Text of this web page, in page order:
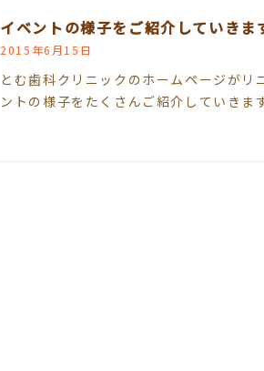
イベントの様子をご紹介していきま
2015年6月15日
とむ歯科クリニックのホームページが
ントの様子をたくさんご紹介していきま